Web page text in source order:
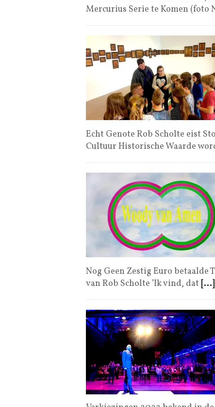
Mercurius Serie te Komen (foto
Echt Genote Rob Scholte eist
Cultuur Historische Waarde
Nog Geen Zestig Euro betaalde
van Rob Scholte ’Ik vind, dat [...]